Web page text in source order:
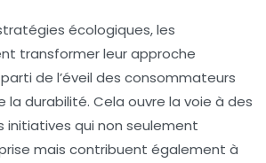
écologiques, les
transformer leur approche
de l’éveil des consommateurs
la durabilité. Cela ouvre la voie à des
initiatives qui non seulement
mais contribuent également à